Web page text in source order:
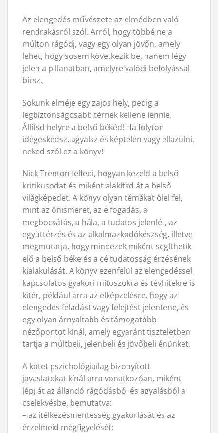
Az elengedés művészete az elmédben való
rendrakásról szól. Arról, hogy többé ne a
múlton rágódj, vagy egy olyan jövőn, amely
lehet, hogy sosem következik be, hanem légy
jelen a pillanatban, amelyre valódi befolyással
bírsz.
Sokunk elméje egy zajos hely, pedig a
legbiztonságosabb térnek kellene lennie.
Állítsd helyre a belső békéd! Ha folyton
idegeskedsz, agyalsz és képtelen vagy ellazulni,
neked szól ez a könyv!
Nick Trenton felfedi, hogyan kezeld a belső
kritikusodat és miként alakítsd át a belső
világképedet. A könyv olyan témákat ölel fel,
mint az önismeret, az elfogadás, a
megbocsátás, a hála, a tudatos jelenlét, az
együttérzés és az alkalmazkodókészség, illetve
megmutatja, hogy mindezek miként segíthetik
elő a belső béke és a céltudatosság érzésének
kialakulását. A könyv ezenfelül az elengedéssel
kapcsolatos gyakori mítoszokra és tévhitekre is
kitér, például arra az elképzelésre, hogy az
elengedés feladást vagy felejtést jelentene, és
egy olyan árnyaltabb és támogatóbb
nézőpontot kínál, amely egyaránt tiszteletben
tartja a múltbeli, jelenbeli és jövőbeli énünket.
A kötet pszichológiailag bizonyított
javaslatokat kínál arra vonatkozóan, miként
lépj át az állandó rágódásból és agyalásból a
cselekvésbe, bemutatva:
– az ítélkezésmentesség gyakorlását és az
érzelmeid megfigyelését;